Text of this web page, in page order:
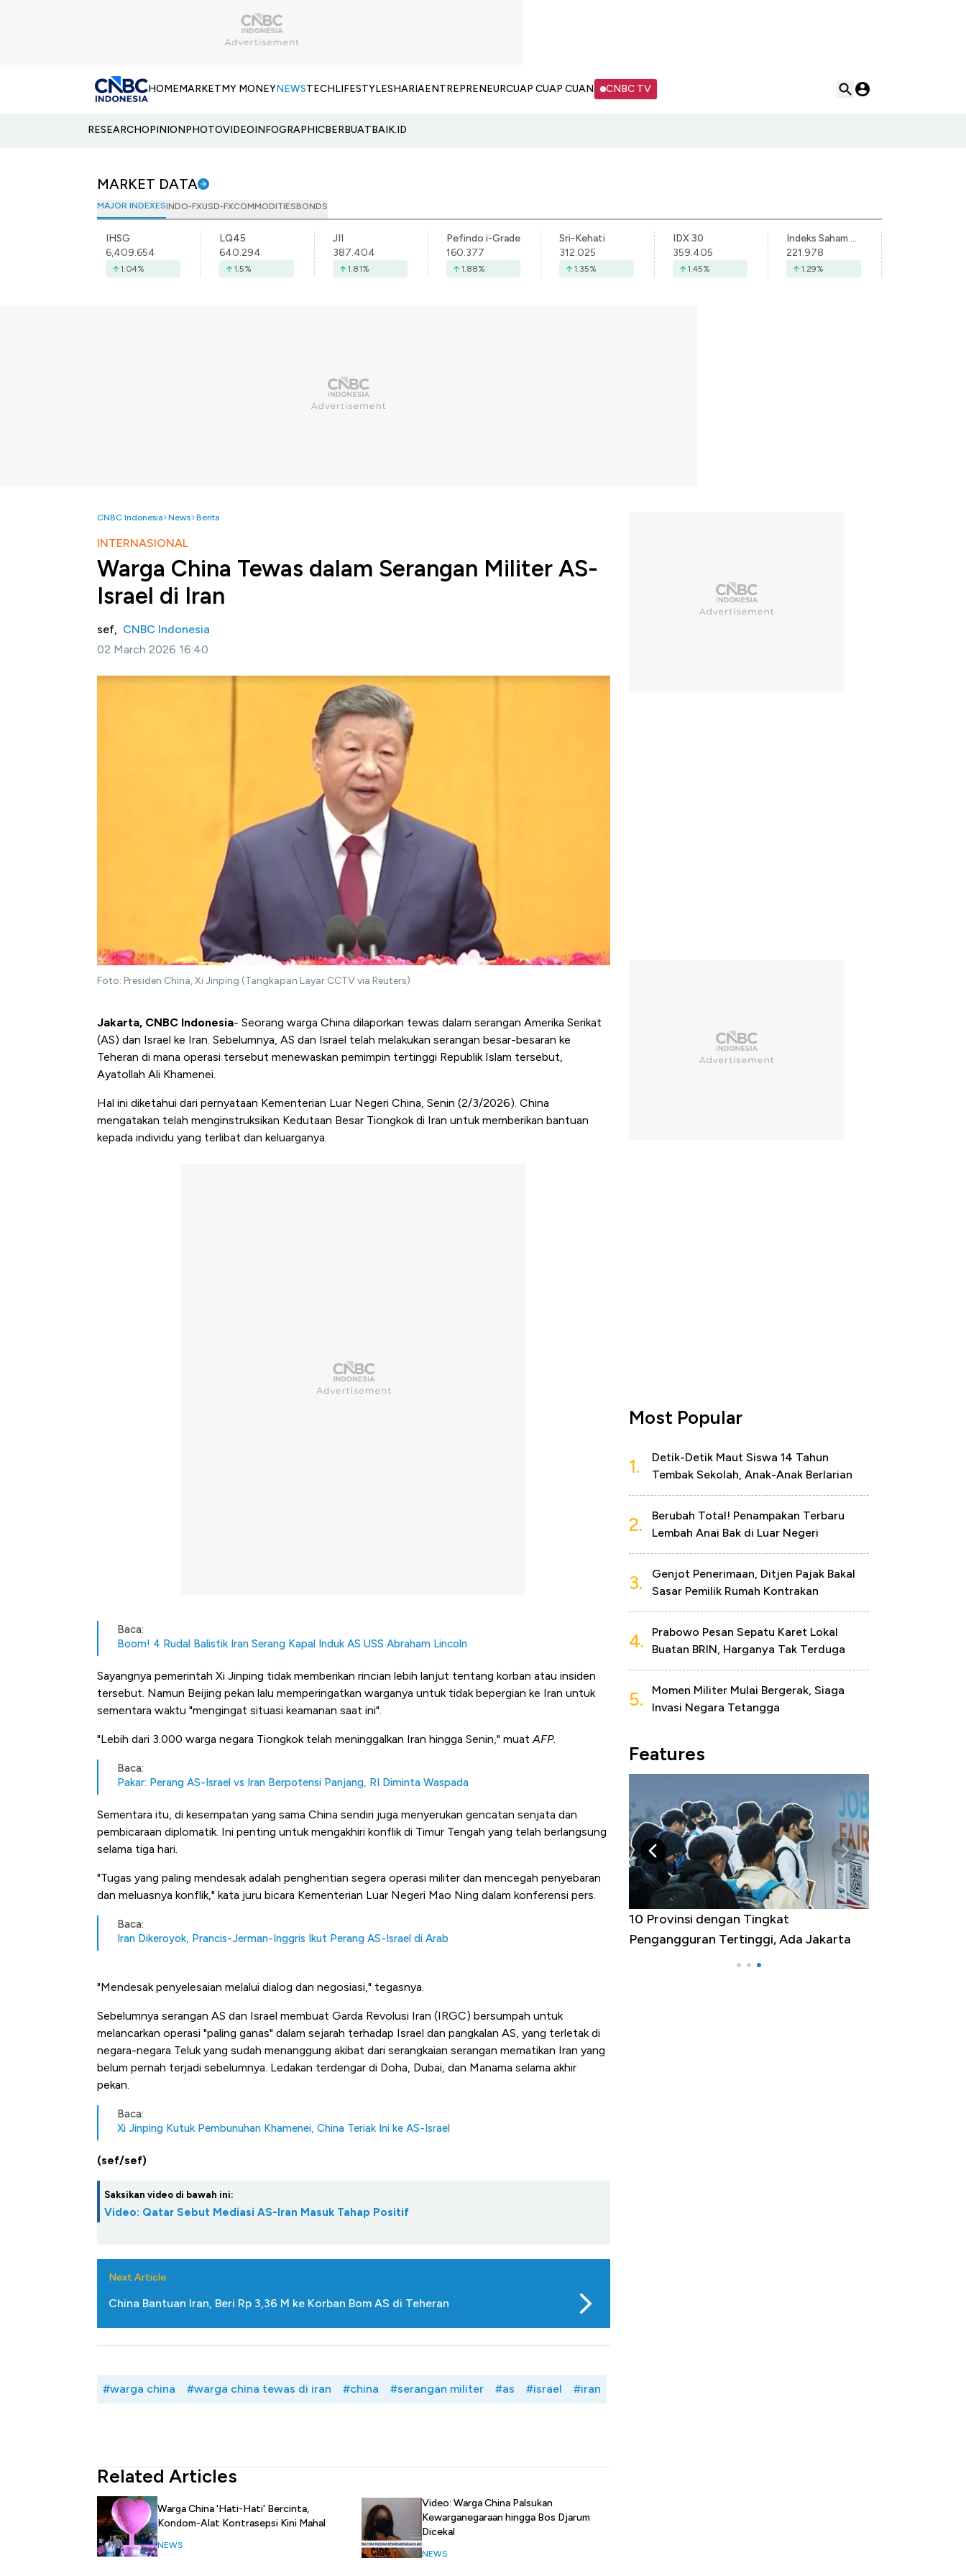
HOMEMARKETMY MONEYNEWSTECHLIFESTYLESHARIAENTREPRENEURCUAP CUAP CUAN CNBC TV
RESEARCHOPINIONPHOTOVIDEOINFOGRAPHICBERBUATBAIK.ID
MARKET DATA
MAJOR INDEXESINDO-FXUSD-FXCOMMODITIESBONDS
IHSG
6,409.654
1.04%
LQ45
640.294
1.5%
JII
387.404
1.81%
Pefindo i-Grade
160.377
1.88%
Sri-Kehati
312.025
1.35%
IDX 30
359.405
1.45%
Indeks Saham Syariah Indonesia
221.978
1.29%
CNBC Indonesia News Berita
INTERNASIONAL
Warga China Tewas dalam Serangan Militer AS-
Israel di Iran
sef, CNBC Indonesia
02 March 2026 16:40
Foto: Presiden China, Xi Jinping (Tangkapan Layar CCTV via Reuters)
Jakarta, CNBC Indonesia- Seorang warga China dilaporkan tewas dalam serangan Amerika Serikat
(AS) dan Israel ke Iran. Sebelumnya, AS dan Israel telah melakukan serangan besar-besaran ke
Teheran di mana operasi tersebut menewaskan pemimpin tertinggi Republik Islam tersebut,
Ayatollah Ali Khamenei.
Hal ini diketahui dari pernyataan Kementerian Luar Negeri China, Senin (2/3/2026). China
mengatakan telah menginstruksikan Kedutaan Besar Tiongkok di Iran untuk memberikan bantuan
kepada individu yang terlibat dan keluarganya.
Baca:
Boom! 4 Rudal Balistik Iran Serang Kapal Induk AS USS Abraham Lincoln
Sayangnya pemerintah Xi Jinping tidak memberikan rincian lebih lanjut tentang korban atau insiden
tersebut. Namun Beijing pekan lalu memperingatkan warganya untuk tidak bepergian ke Iran untuk
sementara waktu "mengingat situasi keamanan saat ini".
"Lebih dari 3.000 warga negara Tiongkok telah meninggalkan Iran hingga Senin," muatAFP.
Baca:
Pakar: Perang AS-Israel vs Iran Berpotensi Panjang, RI Diminta Waspada
Sementara itu, di kesempatan yang sama China sendiri juga menyerukan gencatan senjata dan
pembicaraan diplomatik. Ini penting untuk mengakhiri konflik di Timur Tengah yang telah berlangsung
selama tiga hari.
"Tugas yang paling mendesak adalah penghentian segera operasi militer dan mencegah penyebaran
dan meluasnya konflik," kata juru bicara Kementerian Luar Negeri Mao Ning dalam konferensi pers.
Baca:
Iran Dikeroyok, Prancis-Jerman-Inggris Ikut Perang AS-Israel di Arab
"Mendesak penyelesaian melalui dialog dan negosiasi," tegasnya.
Sebelumnya serangan AS dan Israel membuat Garda Revolusi Iran (IRGC) bersumpah untuk
melancarkan operasi "paling ganas" dalam sejarah terhadap Israel dan pangkalan AS, yang terletak di
negara-negara Teluk yang sudah menanggung akibat dari serangkaian serangan mematikan Iran yang
belum pernah terjadi sebelumnya. Ledakan terdengar di Doha, Dubai, dan Manama selama akhir
pekan.
Baca:
Xi Jinping Kutuk Pembunuhan Khamenei, China Teriak Ini ke AS-Israel
(sef/sef)
Saksikan video di bawah ini:
Video: Qatar Sebut Mediasi AS-Iran Masuk Tahap Positif
Next Article
China Bantuan Iran, Beri Rp 3,36 M ke Korban Bom AS di Teheran
#warga china #warga china tewas di iran #china #serangan militer #as #israel #iran
Related Articles
Warga China 'Hati-Hati' Bercinta,
Kondom-Alat Kontrasepsi Kini Mahal
NEWS
Video: Warga China Palsukan
Kewarganegaraan hingga Bos Djarum
Dicekal
NEWS
Most Popular
1.
Detik-Detik Maut Siswa 14 Tahun
Tembak Sekolah, Anak-Anak Berlarian
2.
Berubah Total! Penampakan Terbaru
Lembah Anai Bak di Luar Negeri
3.
Genjot Penerimaan, Ditjen Pajak Bakal
Sasar Pemilik Rumah Kontrakan
4.
Prabowo Pesan Sepatu Karet Lokal
Buatan BRIN, Harganya Tak Terduga
5.
Momen Militer Mulai Bergerak, Siaga
Invasi Negara Tetangga
Features
Tembaga Terbang ke Zona Berbahaya
Mana yang Cuannya Paling Menyala?
10 Provinsi dengan Tingkat
Pengangguran Tertinggi, Ada Jakarta